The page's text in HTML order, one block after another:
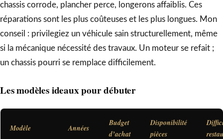
chassis corrode, plancher perce, longerons affaiblis. Ces
réparations sont les plus coûteuses et les plus longues. Mon
conseil : privilegiez un véhicule sain structurellement, même
si la mécanique nécessité des travaux. Un moteur se refait ;
un chassis pourri se remplace difficilement.
Les modèles ideaux pour débuter
Modèle Années
Budget
d’achat
Disponibilité
pièces